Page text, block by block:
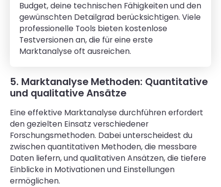
Budget, deine technischen Fähigkeiten und den
gewünschten Detailgrad berücksichtigen. Viele
professionelle Tools bieten kostenlose
Testversionen an, die für eine erste
Marktanalyse oft ausreichen.
5. Marktanalyse Methoden: Quantitative
und qualitative Ansätze
Eine effektive Marktanalyse durchführen erfordert
den gezielten Einsatz verschiedener
Forschungsmethoden. Dabei unterscheidest du
zwischen quantitativen Methoden, die messbare
Daten liefern, und qualitativen Ansätzen, die tiefere
Einblicke in Motivationen und Einstellungen
ermöglichen.